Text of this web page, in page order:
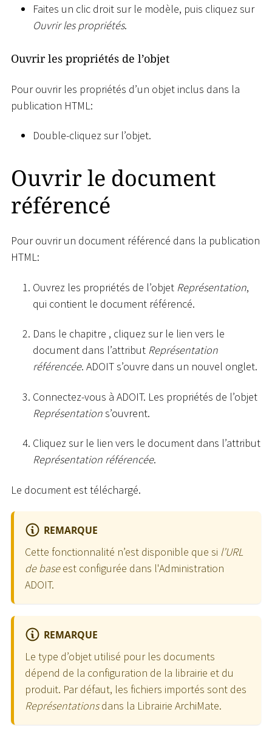
Faites un clic droit sur le modèle, puis cliquez sur
Ouvrir les propriétés.
Ouvrir les propriétés de l’objet
Pour ouvrir les propriétés d’un objet inclus dans la
publication HTML:
Double-cliquez sur l’objet.
Ouvrir le document
référencé
Pour ouvrir un document référencé dans la publication
HTML:
Ouvrez les propriétés de l’objet Représentation,
qui contient le document référencé.
Dans le chapitre , cliquez sur le lien vers le
document dans l’attribut Représentation
référencée. ADOIT s’ouvre dans un nouvel onglet.
Connectez-vous à ADOIT. Les propriétés de l’objet
Représentations’ouvrent.
Cliquez sur le lien vers le document dans l’attribut
Représentation référencée.
Le document est téléchargé.
REMARQUE
Cette fonctionnalité n’est disponible que si l’URL
de baseest configurée dans l'Administration
ADOIT.
REMARQUE
Le type d’objet utilisé pour les documents
dépend de la configuration de la librairie et du
produit. Par défaut, les fichiers importés sont des
Représentationsdans la Librairie ArchiMate.